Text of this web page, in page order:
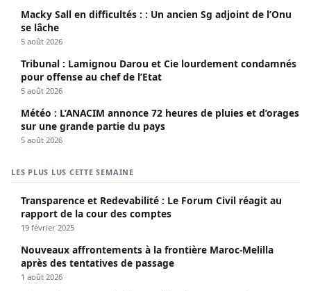
Macky Sall en difficultés : : Un ancien Sg adjoint de l’Onu
se lâche
5 août 2026
Tribunal : Lamignou Darou et Cie lourdement condamnés
pour offense au chef de l’Etat
5 août 2026
Météo : L’ANACIM annonce 72 heures de pluies et d’orages
sur une grande partie du pays
5 août 2026
LES PLUS LUS CETTE SEMAINE
Transparence et Redevabilité : Le Forum Civil réagit au
rapport de la cour des comptes
19 février 2025
Nouveaux affrontements à la frontière Maroc-Melilla
après des tentatives de passage
1 août 2026